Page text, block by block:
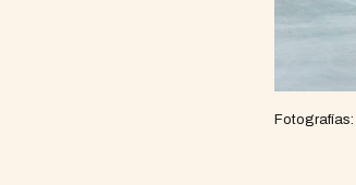
Fotografías: